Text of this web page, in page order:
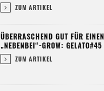
ZUM ARTIKEL
ÜBERRASCHEND GUT FÜR EINEN
„NEBENBEI“-GROW: GELATO#45
ZUM ARTIKEL